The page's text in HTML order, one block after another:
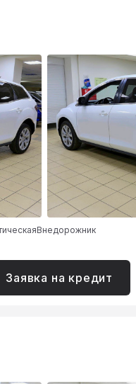
Внедорожник
Заявка на кредит